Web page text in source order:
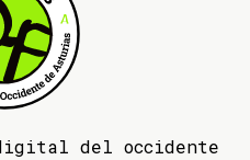
del occidente